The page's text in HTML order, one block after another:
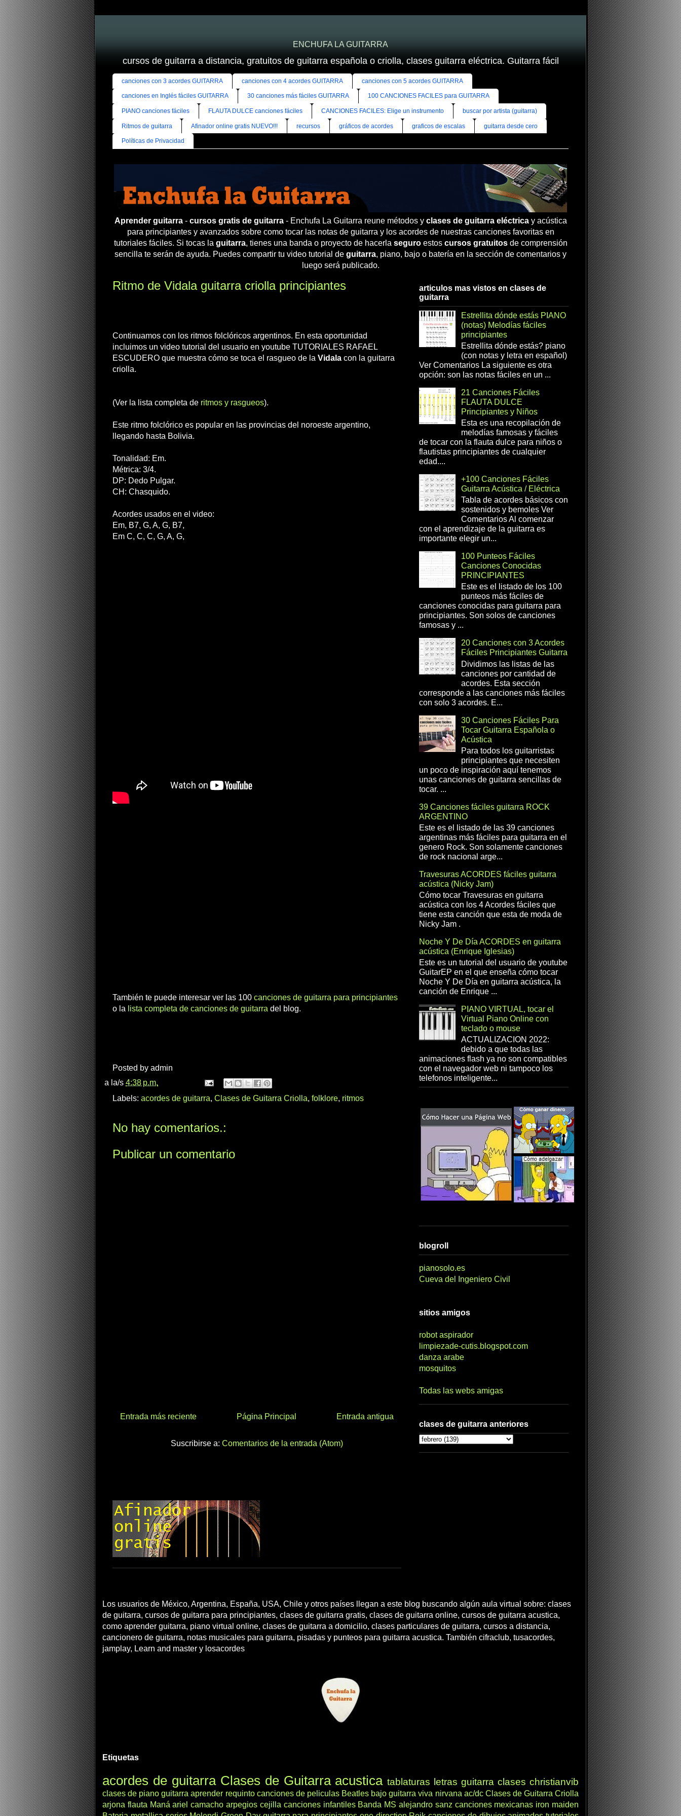
ENCHUFA LA GUITARRA
cursos de guitarra a distancia, gratuitos de guitarra española o criolla, clases guitarra eléctrica. Guitarra fácil
canciones con 3 acordes GUITARRA canciones con 4 acordes GUITARRA canciones con 5 acordes GUITARRA
canciones en Inglés fáciles GUITARRA 30 canciones más fáciles GUITARRA 100 CANCIONES FACILES para GUITARRA
PIANO canciones fáciles FLAUTA DULCE canciones fáciles CANCIONES FACILES: Elige un instrumento buscar por artista (guitarra)
Ritmos de guitarra Afinador online gratis NUEVO!!! recursos gráficos de acordes graficos de escalas guitarra desde cero
Políticas de Privacidad
Aprender guitarra- cursos gratis de guitarra- Enchufa La Guitarra reune métodos y clases de guitarra eléctricay acústica
para principiantes y avanzados sobre como tocar las notas de guitarra y los acordes de nuestras canciones favoritas en
tutoriales fáciles. Si tocas la guitarra, tienes una banda o proyecto de hacerla seguroestos cursos gratuitosde comprensión
sencilla te serán de ayuda. Puedes compartir tu video tutorial de guitarra, piano, bajo o batería en la sección de comentarios y
luego será publicado.
Ritmo de Vidala guitarra criolla principiantes
Continuamos con los ritmos folclóricos argentinos. En esta oportunidad
incluimos un video tutorial del usuario en youtube TUTORIALES RAFAEL
ESCUDERO que muestra cómo se toca el rasgueo de la Vidala con la guitarra
criolla.
(Ver la lista completa de ritmos y rasgueos).
Este ritmo folclórico es popular en las provincias del noroeste argentino,
llegando hasta Bolivia.
Tonalidad: Em.
Métrica: 3/4.
DP: Dedo Pulgar.
CH: Chasquido.
Acordes usados en el video:
Em, B7, G, A, G, B7,
Em C, C, C, G, A, G,
También te puede interesar ver las 100 canciones de guitarra para principiantes
o la lista completa de canciones de guitarra del blog.
Posted by admin
a la/s 4:38 p.m.
Labels: acordes de guitarra, Clases de Guitarra Criolla, folklore, ritmos
No hay comentarios.:
Publicar un comentario
Entrada más reciente Entrada antigua
Página Principal
Suscribirse a: Comentarios de la entrada (Atom)
articulos mas vistos en clases de
guitarra
Estrellita dónde estás PIANO
(notas) Melodías fáciles
principiantes
Estrellita dónde estás? piano
(con notas y letra en español)
Ver Comentarios La siguiente es otra
opción: son las notas fáciles en un ...
21 Canciones Fáciles
FLAUTA DULCE
Principiantes y Niños
Esta es una recopilación de
melodías famosas y fáciles
de tocar con la flauta dulce para niños o
flautistas principiantes de cualquier
edad....
+100 Canciones Fáciles
Guitarra Acústica / Eléctrica
Tabla de acordes básicos con
sostenidos y bemoles Ver
Comentarios Al comenzar
con el aprendizaje de la guitarra es
importante elegir un...
100 Punteos Fáciles
Canciones Conocidas
PRINCIPIANTES
Este es el listado de los 100
punteos más fáciles de
canciones conocidas para guitarra para
principiantes. Son solos de canciones
famosas y ...
20 Canciones con 3 Acordes
Fáciles Principiantes Guitarra
Dividimos las listas de las
canciones por cantidad de
acordes. Esta sección
corresponde a las canciones más fáciles
con solo 3 acordes. E...
30 Canciones Fáciles Para
Tocar Guitarra Española o
Acústica
Para todos los guitarristas
principiantes que necesiten
un poco de inspiración aquí tenemos
unas canciones de guitarra sencillas de
tocar. ...
39 Canciones fáciles guitarra ROCK
ARGENTINO
Este es el listado de las 39 canciones
argentinas más fáciles para guitarra en el
genero Rock. Son solamente canciones
de rock nacional arge...
Travesuras ACORDES fáciles guitarra
acústica (Nicky Jam)
Cómo tocar Travesuras en guitarra
acústica con los 4 Acordes fáciles que
tiene esta canción que esta de moda de
Nicky Jam .
Noche Y De Día ACORDES en guitarra
acústica (Enrique Iglesias)
Este es un tutorial del usuario de youtube
GuitarEP en el que enseña cómo tocar
Noche Y De Día en guitarra acústica, la
canción de Enrique ...
PIANO VIRTUAL, tocar el
Virtual Piano Online con
teclado o mouse
ACTUALIZACION 2022:
debido a que todas las
animaciones flash ya no son compatibles
con el navegador web ni tampoco los
telefonos inteligente...
blogroll
pianosolo.es
Cueva del Ingeniero Civil
sitios amigos
robot aspirador
limpiezade-cutis.blogspot.com
danza arabe
mosquitos
Todas las webs amigas
clases de guitarra anteriores
Los usuarios de México, Argentina, España, USA, Chile y otros países llegan a este blog buscando algún aula virtual sobre: clases
de guitarra, cursos de guitarra para principiantes, clases de guitarra gratis, clases de guitarra online, cursos de guitarra acustica,
como aprender guitarra, piano virtual online, clases de guitarra a domicilio, clases particulares de guitarra, cursos a distancia,
cancionero de guitarra, notas musicales para guitarra, pisadas y punteos para guitarra acustica. También cifraclub, tusacordes,
jamplay, Learn and master y losacordes
Etiquetas
acordes de guitarra Clases de Guitarra acustica tablaturas letras guitarra clases christianvib
clases de piano guitarra aprender requinto canciones de peliculas Beatles bajo guitarra viva nirvana ac/dc Clases de Guitarra Criolla
arjona flauta Maná ariel camacho arpegios cejilla canciones infantiles Banda MS alejandro sanz canciones mexicanas iron maiden